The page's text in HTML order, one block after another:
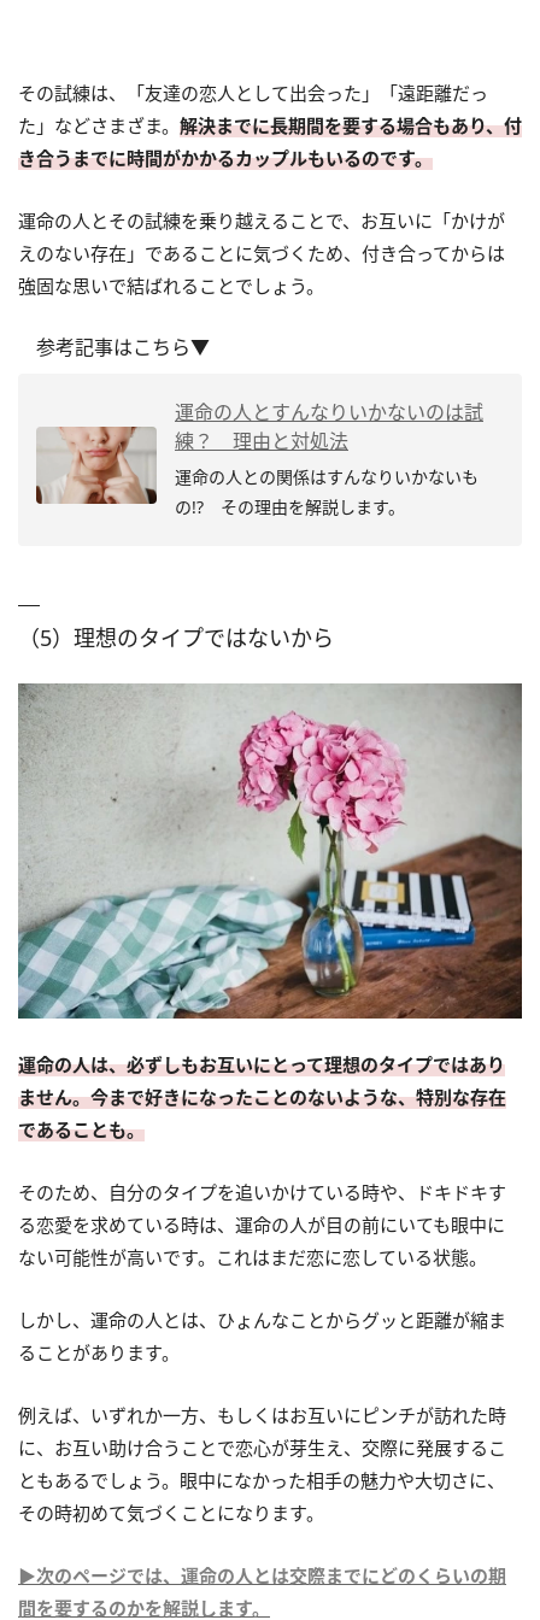
その試練は、「友達の恋人として出会った」「遠距離だっ
た」などさまざま。 解決までに長期間を要する場合もあり、付
き合うまでに時間がかかるカップルもいるのです。
運命の人とその試練を乗り越えることで、お互いに「かけが
えのない存在」であることに気づくため、付き合ってからは
強固な思いで結ばれることでしょう。
参考記事はこちら▼
運命の人とすんなりいかないのは試
練？ 理由と対処法
運命の人との関係はすんなりいかないも
の!? その理由を解説します。
（5）理想のタイプではないから
運命の人は、必ずしもお互いにとって理想のタイプではあり
ません。今まで好きになったことのないような、特別な存在
であることも。
そのため、自分のタイプを追いかけている時や、ドキドキす
る恋愛を求めている時は、運命の人が目の前にいても眼中に
ない可能性が高いです。これはまだ恋に恋している状態。
しかし、運命の人とは、ひょんなことからグッと距離が縮ま
ることがあります。
例えば、いずれか一方、もしくはお互いにピンチが訪れた時
に、お互い助け合うことで恋心が芽生え、交際に発展するこ
ともあるでしょう。眼中になかった相手の魅力や大切さに、
その時初めて気づくことになります。
▶次のページでは、運命の人とは交際までにどのくらいの期
間を要するのかを解説します。